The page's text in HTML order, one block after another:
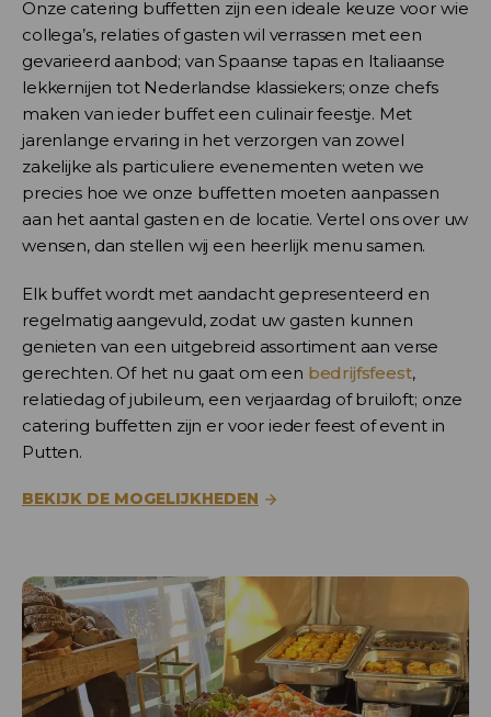
Onze catering buffetten zijn een ideale keuze voor wie
collega’s, relaties of gasten wil verrassen met een
gevarieerd aanbod; van Spaanse tapas en Italiaanse
lekkernijen tot Nederlandse klassiekers; onze chefs
maken van ieder buffet een culinair feestje. Met
jarenlange ervaring in het verzorgen van zowel
zakelijke als particuliere evenementen weten we
precies hoe we onze buffetten moeten aanpassen
aan het aantal gasten en de locatie. Vertel ons over uw
wensen, dan stellen wij een heerlijk menu samen.
Elk buffet wordt met aandacht gepresenteerd en
regelmatig aangevuld, zodat uw gasten kunnen
genieten van een uitgebreid assortiment aan verse
gerechten. Of het nu gaat om een bedrijfsfeest,
relatiedag of jubileum, een verjaardag of bruiloft; onze
catering buffetten zijn er voor ieder feest of event in
Putten.
BEKIJK DE MOGELIJKHEDEN